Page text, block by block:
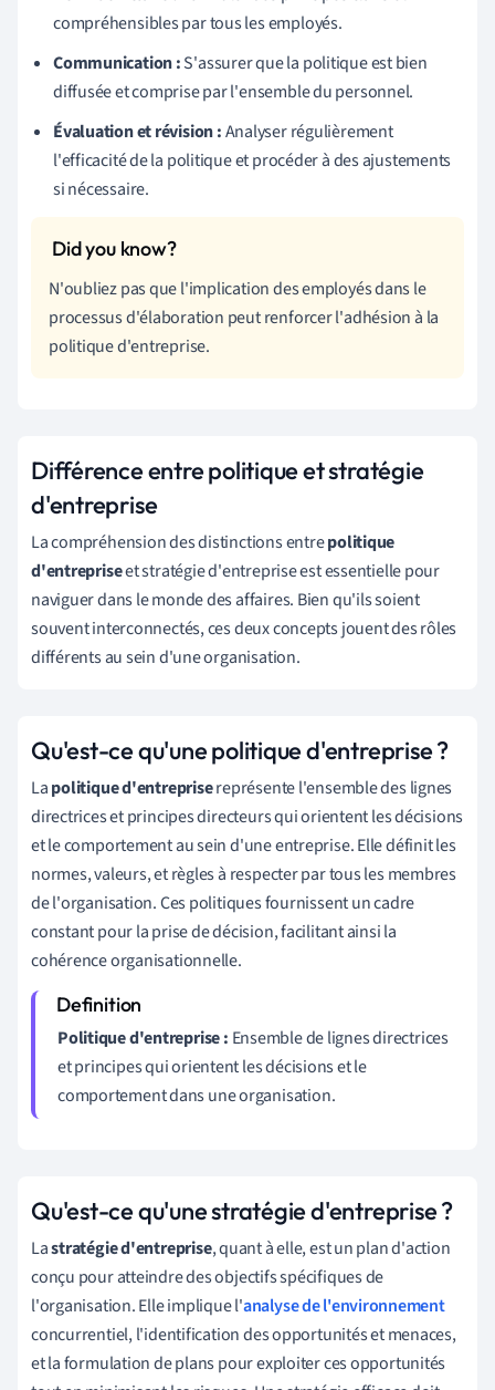
compréhensibles par tous les employés.
Communication :S'assurer que la politique est bien
diffusée et comprise par l'ensemble du personnel.
Évaluation et révision :Analyser régulièrement
l'efficacité de la politique et procéder à des ajustements
si nécessaire.
N'oubliez pas que l'implication des employés dans le
processus d'élaboration peut renforcer l'adhésion à la
politique d'entreprise.
Différence entre politique et stratégie
d'entreprise
La compréhension des distinctions entrepolitique
d'entrepriseet stratégie d'entreprise est essentielle pour
naviguer dans le monde des affaires. Bien qu'ils soient
souvent interconnectés, ces deux concepts jouent des rôles
différents au sein d'une organisation.
Qu'est-ce qu'une politique d'entreprise ?
Lapolitique d'entreprisereprésente l'ensemble des lignes
directrices et principes directeurs qui orientent les décisions
et le comportement au sein d'une entreprise. Elle définit les
normes, valeurs, et règles à respecter par tous les membres
de l'organisation. Ces politiques fournissent un cadre
constant pour la prise de décision, facilitant ainsi la
cohérence organisationnelle.
Politique d'entreprise : Ensemble de lignes directrices
et principes qui orientent les décisions et le
comportement dans une organisation.
Qu'est-ce qu'une stratégie d'entreprise ?
Lastratégie d'entreprise, quant à elle, est un plan d'action
conçu pour atteindre des objectifs spécifiques de
l'organisation. Elle implique l'analyse de l'environnement
concurrentiel, l'identification des opportunités et menaces,
et la formulation de plans pour exploiter ces opportunités